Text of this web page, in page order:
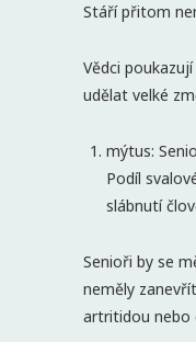
Stáří přitom
Vědci
udělat velké
mýtus:
Podíl
slábnutí
Senioři by se
neměly
artritidou nebo